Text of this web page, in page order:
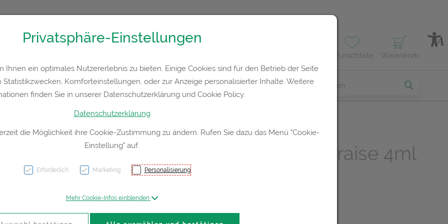
Wunschliste Warenkorb
Hautpflege Familie Nahrungsergänzung Diverses
Vitry Nagellacke : Fraise 4ml
Privatsphäre-Einstellungen
Ihnen ein optimales Nutzererlebnis zu bieten. Einige Cookies sind für den Betrieb der Seite
Komforteinstellungen, oder zur Anzeige personalisierter Inhalte. Weitere
finden Sie in unserer Datenschutzerklärung und Cookie Policy.
Datenschutzerklärung
die Möglichkeit ihre Cookie-Zustimmung zu ändern. Rufen Sie dazu das Menü "Cookie-
Einstellung" auf.
Erforderlich Marketing Personalisierung
Mehr Cookie-Infos einblenden